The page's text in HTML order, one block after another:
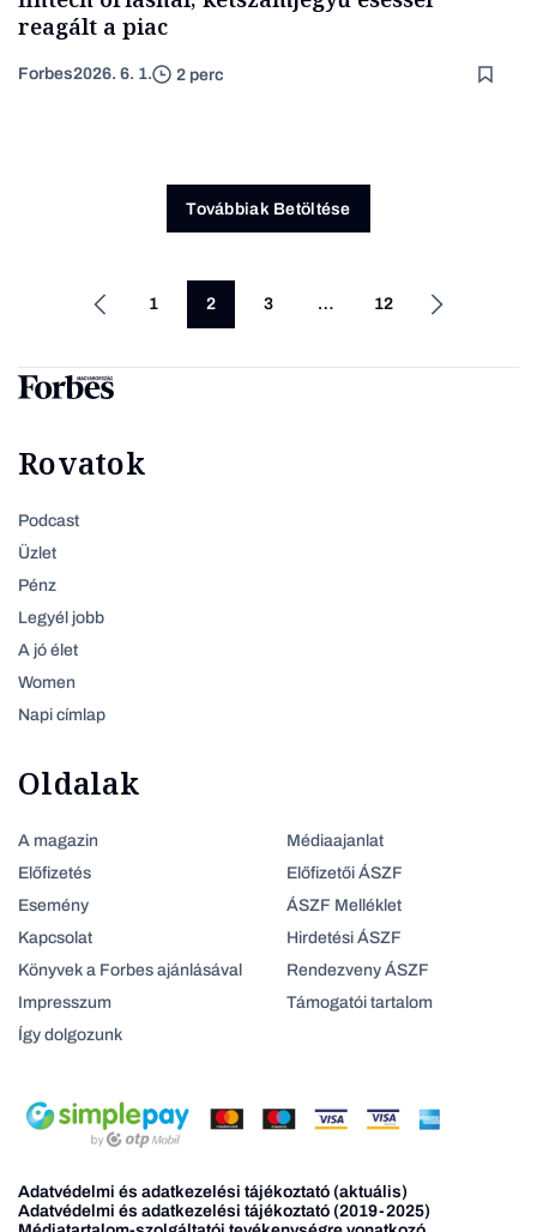
reagált a piac
Forbes2026. 6. 1. 2 perc
Továbbiak Betöltése
1 2 3 … 12
Rovatok
Podcast
Üzlet
Pénz
Legyél jobb
A jó élet
Women
Napi címlap
Oldalak
A magazin
Előfizetés
Esemény
Kapcsolat
Könyvek a Forbes ajánlásával
Impresszum
Így dolgozunk
Médiaajanlat
Előfizetői ÁSZF
ÁSZF Melléklet
Hirdetési ÁSZF
Rendezveny ÁSZF
Támogatói tartalom
Adatvédelmi és adatkezelési tájékoztató (aktuális)
Adatvédelmi és adatkezelési tájékoztató (2019-2025)